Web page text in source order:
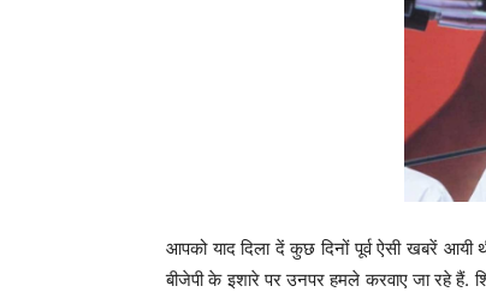
आपको याद दिला दें कुछ दिनों पूर्व ऐसी खबरें
बीजेपी के इशारे पर उनपर हमले करवाए जा रहे हैं.